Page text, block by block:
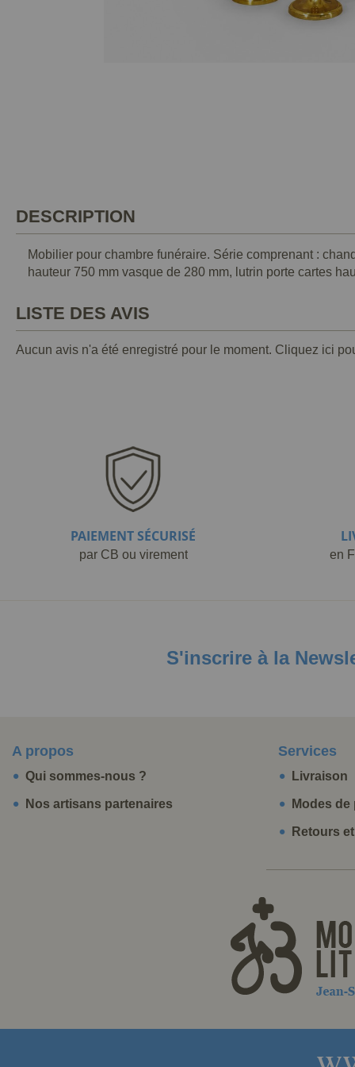
DESCRIPTION
Mobilier pour chambre funéraire. Série comprenant :
hauteur 750 mm vasque de 280 mm, lutrin porte cartes
LISTE DES AVIS
Aucun avis n'a été enregistré pour le moment. Cliquez ici
PAIEMENT SÉCURISÉ
par CB ou virement en
S'inscrire à la
A propos
Qui sommes-nous ?
Nos artisans partenaires
Services
Livraison
Modes de
Retours